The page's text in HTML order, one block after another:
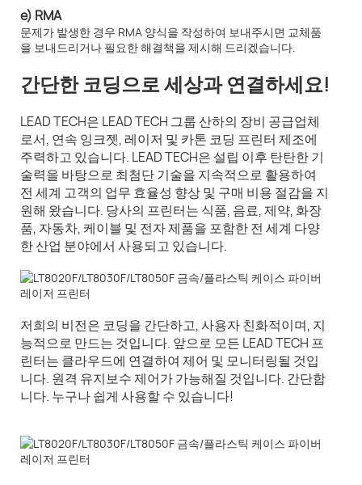
e) RMA
문제가 발생한 경우 RMA 양식을 작성하여 보내주시면 교체품
을 보내드리거나 필요한 해결책을 제시해 드리겠습니다.
간단한 코딩으로 세상과 연결하세요!
LEAD TECH은 LEAD TECH 그룹 산하의 장비 공급업체
로서, 연속 잉크젯, 레이저 및 카톤 코딩 프린터 제조에
주력하고 있습니다. LEAD TECH은 설립 이후 탄탄한 기
술력을 바탕으로 최첨단 기술을 지속적으로 활용하여
전 세계 고객의 업무 효율성 향상 및 구매 비용 절감을 지
원해 왔습니다. 당사의 프린터는 식품, 음료, 제약, 화장
품, 자동차, 케이블 및 전자 제품을 포함한 전 세계 다양
한 산업 분야에서 사용되고 있습니다.
저희의 비전은 코딩을 간단하고, 사용자 친화적이며, 지
능적으로 만드는 것입니다. 앞으로 모든 LEAD TECH 프
린터는 클라우드에 연결하여 제어 및 모니터링될 것입
니다. 원격 유지보수 제어가 가능해질 것입니다. 간단합
니다. 누구나 쉽게 사용할 수 있습니다!